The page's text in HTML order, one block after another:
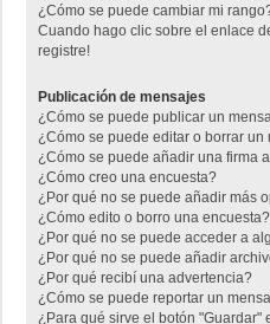
¿Cómo se puede cambiar mi
Cuando hago clic sobre el enlace
registre!
Publicación de mensajes
¿Cómo se puede publicar un
¿Cómo se puede editar o borrar un
¿Cómo se puede añadir una firma
¿Cómo creo una encuesta?
¿Por qué no se puede añadir más
¿Cómo edito o borro una encuesta?
¿Por qué no se puede acceder a
¿Por qué no se puede añadir
¿Por qué recibí una advertencia?
¿Cómo se puede reportar un
¿Para qué sirve el botón "Guardar"